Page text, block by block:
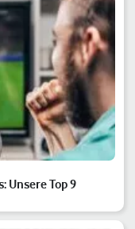
Unsere Top 9